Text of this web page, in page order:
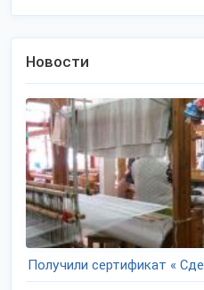
Новости
Получили сертификат «